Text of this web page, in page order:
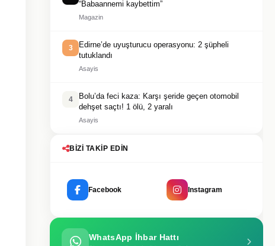
“Babaannemi kaybettim”
Magazin
3
Edirne’de uyuşturucu operasyonu: 2 şüpheli
tutuklandı
Asayis
4
Bolu’da feci kaza: Karşı şeride geçen otomobil
dehşet saçtı! 1 ölü, 2 yaralı
Asayis
BIZI TAKIP EDIN
Facebook Instagram
WhatsApp İhbar Hattı